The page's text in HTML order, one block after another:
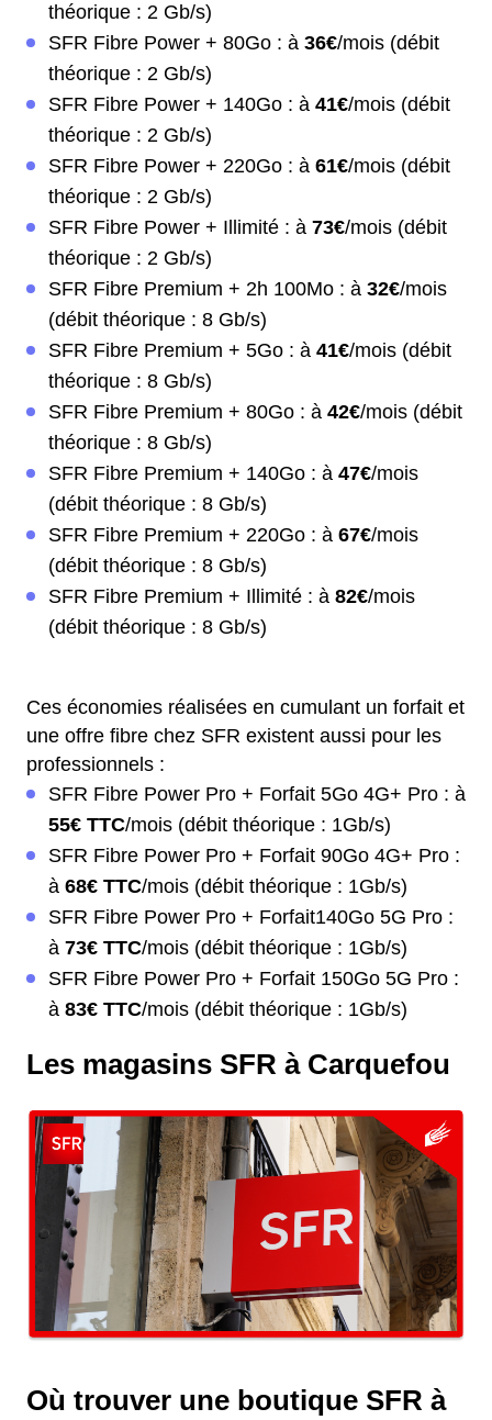
théorique : 2 Gb/s)
SFR Fibre Power + 80Go : à 36€/mois (débit
théorique : 2 Gb/s)
SFR Fibre Power + 140Go : à 41€/mois (débit
théorique : 2 Gb/s)
SFR Fibre Power + 220Go : à 61€/mois (débit
théorique : 2 Gb/s)
SFR Fibre Power + Illimité : à 73€/mois (débit
théorique : 2 Gb/s)
SFR Fibre Premium + 2h 100Mo : à 32€/mois
(débit théorique : 8 Gb/s)
SFR Fibre Premium + 5Go : à 41€/mois (débit
théorique : 8 Gb/s)
SFR Fibre Premium + 80Go : à 42€/mois (débit
théorique : 8 Gb/s)
SFR Fibre Premium + 140Go : à 47€/mois
(débit théorique : 8 Gb/s)
SFR Fibre Premium + 220Go : à 67€/mois
(débit théorique : 8 Gb/s)
SFR Fibre Premium + Illimité : à 82€/mois
(débit théorique : 8 Gb/s)
Ces économies réalisées en cumulant un forfait et
une offre fibre chez SFR existent aussi pour les
professionnels :
SFR Fibre Power Pro + Forfait 5Go 4G+ Pro : à
55€ TTC/mois (débit théorique : 1Gb/s)
SFR Fibre Power Pro + Forfait 90Go 4G+ Pro :
à 68€ TTC/mois (débit théorique : 1Gb/s)
SFR Fibre Power Pro + Forfait140Go 5G Pro :
à 73€ TTC/mois (débit théorique : 1Gb/s)
SFR Fibre Power Pro + Forfait 150Go 5G Pro :
à 83€ TTC/mois (débit théorique : 1Gb/s)
Les magasins SFR à Carquefou
Où trouver une boutique SFR à